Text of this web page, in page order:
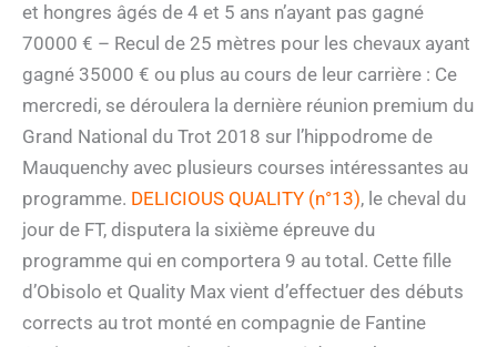
et hongres âgés de 4 et 5 ans n’ayant pas gagné
70000 € – Recul de 25 mètres pour les chevaux ayant
gagné 35000 € ou plus au cours de leur carrière : Ce
mercredi, se déroulera la dernière réunion premium du
Grand National du Trot 2018 sur l’hippodrome de
Mauquenchy avec plusieurs courses intéressantes au
programme. DELICIOUS QUALITY (n°13), le cheval du
jour de FT, disputera la sixième épreuve du
programme qui en comportera 9 au total. Cette fille
d’Obisolo et Quality Max vient d’effectuer des débuts
corrects au trot monté en compagnie de Fantine